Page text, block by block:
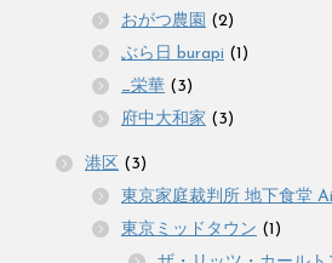
おがつ農園 (2)
ぶら日 burapi (1)
_栄華 (3)
府中大和家 (3)
港区 (3)
東京家庭裁判所 地下食堂
東京ミッドタウン (1)